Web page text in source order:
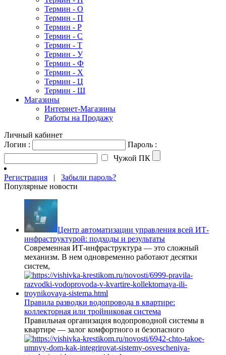
Термин - О
Термин - П
Термин - Р
Термин - С
Термин - Т
Термин - У
Термин - Ф
Термин - Х
Термин - Ц
Термин - Ш
Магазины
Интернет-Магазины
Работы на Продажу
Личный кабинет
Логин :
Пароль :
Чужой ПК
Регистрация | Забыли пароль?
Популярные новости
Центр автоматизации управления всей ИТ-
инфраструктурой: подходы и результаты
Современная ИТ-инфраструктура — это сложный
механизм. В нем одновременно работают десятки
систем,
Правила разводки водопровода в квартире:
коллекторная или тройниковая система
Правильная организация водопроводной системы в
квартире — залог комфортного и безопасного